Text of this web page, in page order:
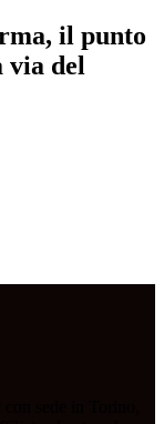
il punto
via del